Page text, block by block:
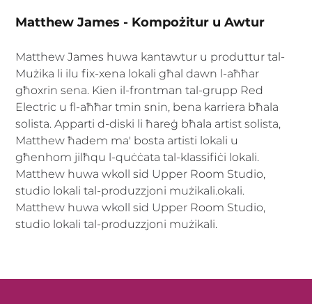
Matthew James - Kompożitur u Awtur
Matthew James huwa kantawtur u produttur tal-
Mużika li ilu fix-xena lokali għal dawn l-aħħar
għoxrin sena. Kien il-frontman tal-grupp Red
Electric u fl-aħħar tmin snin, bena karriera bħala
solista. Apparti d-diski li ħareġ bħala artist solista,
Matthew ħadem ma' bosta artisti lokali u
għenhom jilħqu l-quċċata tal-klassifiċi lokali.
Matthew huwa wkoll sid Upper Room Studio,
studio lokali tal-produzzjoni mużikali.okali.
Matthew huwa wkoll sid Upper Room Studio,
studio lokali tal-produzzjoni mużikali.